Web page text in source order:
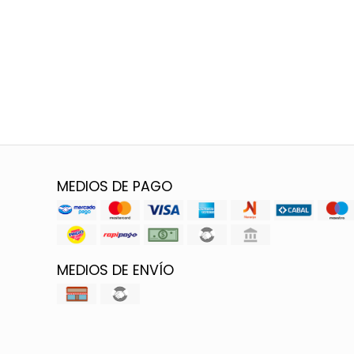
MEDIOS DE PAGO
MEDIOS DE ENVÍO